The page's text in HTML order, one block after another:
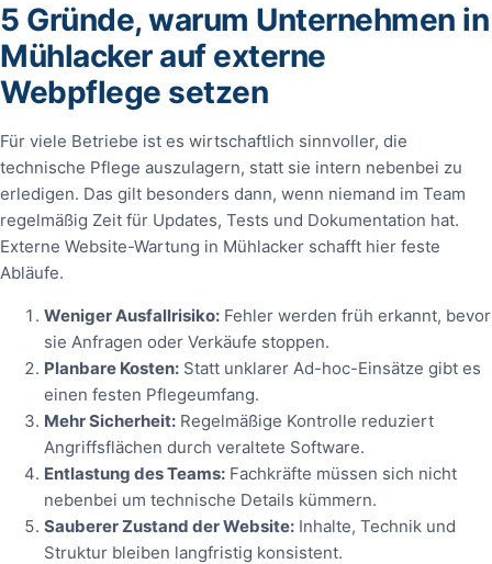
5 Gründe, warum Unternehmen in
Mühlacker auf externe
Webpflege setzen
Für viele Betriebe ist es wirtschaftlich sinnvoller, die
technische Pflege auszulagern, statt sie intern nebenbei zu
erledigen. Das gilt besonders dann, wenn niemand im Team
regelmäßig Zeit für Updates, Tests und Dokumentation hat.
Externe Website-Wartung in Mühlacker schafft hier feste
Abläufe.
Weniger Ausfallrisiko: Fehler werden früh erkannt, bevor
sie Anfragen oder Verkäufe stoppen.
Planbare Kosten: Statt unklarer Ad-hoc-Einsätze gibt es
einen festen Pflegeumfang.
Mehr Sicherheit: Regelmäßige Kontrolle reduziert
Angriffsflächen durch veraltete Software.
Entlastung des Teams: Fachkräfte müssen sich nicht
nebenbei um technische Details kümmern.
Sauberer Zustand der Website: Inhalte, Technik und
Struktur bleiben langfristig konsistent.